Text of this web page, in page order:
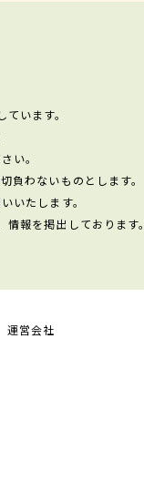
います。
い。
負わないものとします。
いたします。
報を掲出しております。
運営会社